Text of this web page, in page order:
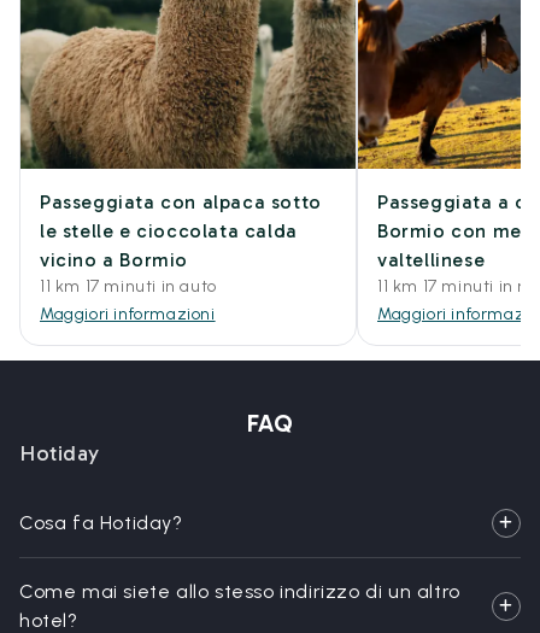
Passeggiata con alpaca sotto
le stelle e cioccolata calda
vicino a Bormio
11 km 17 minuti in auto
Maggiori informazioni
Passeggiata a
Bormio con
valtellinese
11 km 17 minuti in
Maggiori
FAQ
Hotiday
Cosa fa Hotiday?
Come mai siete allo stesso indirizzo di un altro
hotel?